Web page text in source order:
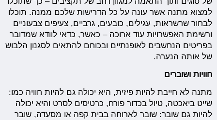
למצוא מתנה אשר עונה על כל הדרישות שלכם ממנה. תוכלו
לבחור שרשראות, עגילים, כובעים, גרביים, צעיפים צבעוניים
ורשימת האפשרויות עוד ארוכה – כאשר, כדאי לוודא שמדובר
בפריטים הנחשבים לאופנתיים ובכוחם להתאים לסגנון הלבוש
של אותה הנערה.
חוויות ושוברים
מתנה לא חייבת להיות פיזית, היא יכולה גם להיות חוויה כמו:
שייט ביאכטה, טיול בכדור פורח, כרטיסים לסרט והיא יכולה
להיות גם שובר: שובר לארוחה בבית קפה או מסעדה, שובר